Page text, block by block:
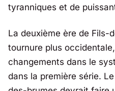
tyranniques et de
La deuxième ère de Fils-
tournure plus
changements dans le
dans la première série.